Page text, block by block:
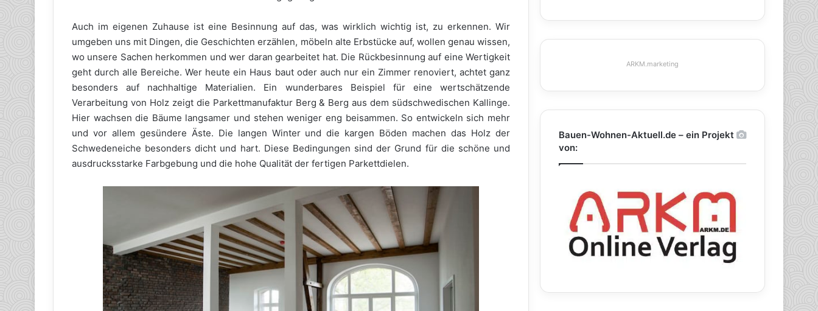
Auch im eigenen Zuhause ist eine Besinnung auf das, was wirklich wichtig ist, zu erkennen. Wir
umgeben uns mit Dingen, die Geschichten erzählen, möbeln alte Erbstücke auf, wollen genau wissen,
wo unsere Sachen herkommen und wer daran gearbeitet hat. Die Rückbesinnung auf eine Wertigkeit
geht durch alle Bereiche. Wer heute ein Haus baut oder auch nur ein Zimmer renoviert, achtet ganz
besonders auf nachhaltige Materialien. Ein wunderbares Beispiel für eine wertschätzende
Verarbeitung von Holz zeigt die Parkettmanufaktur Berg & Berg aus dem südschwedischen Kallinge.
Hier wachsen die Bäume langsamer und stehen weniger eng beisammen. So entwickeln sich mehr
und vor allem gesündere Äste. Die langen Winter und die kargen Böden machen das Holz der
Schwedeneiche besonders dicht und hart. Diese Bedingungen sind der Grund für die schöne und
ausdrucksstarke Farbgebung und die hohe Qualität der fertigen Parkettdielen.
ARKM.marketing
Bauen-Wohnen-Aktuell.de – ein Projekt
von: